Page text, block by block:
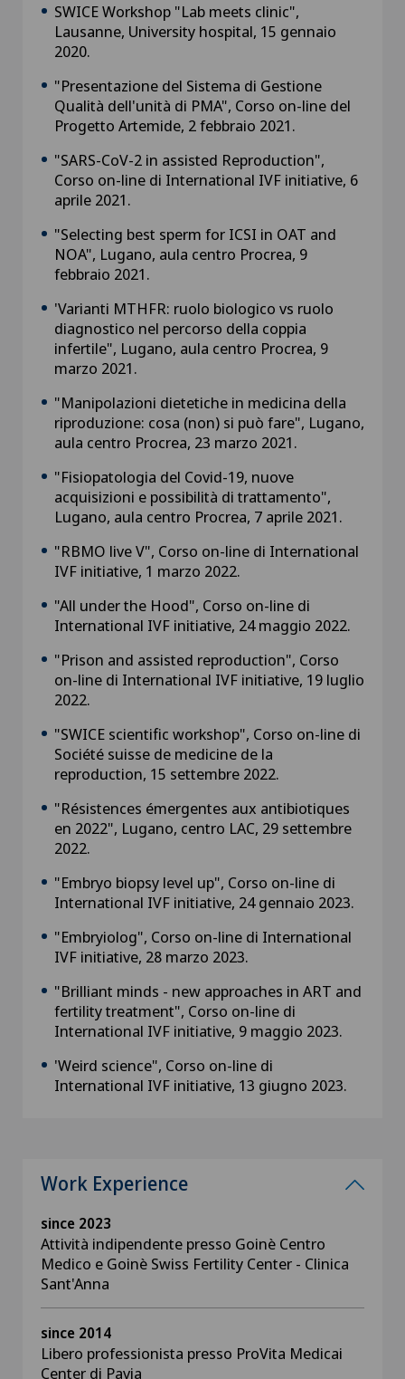
SWICE Workshop "Lab meets clinic",
Lausanne, University hospital, 15 gennaio
2020.
"Presentazione del Sistema di Gestione
Qualità dell'unità di PMA", Corso on-line del
Progetto Artemide, 2 febbraio 2021.
"SARS-CoV-2 in assisted Reproduction",
Corso on-line di International IVF initiative, 6
aprile 2021.
"Selecting best sperm for ICSI in OAT and
NOA", Lugano, aula centro Procrea, 9
febbraio 2021.
'Varianti MTHFR: ruolo biologico vs ruolo
diagnostico nel percorso della coppia
infertile", Lugano, aula centro Procrea, 9
marzo 2021.
"Manipolazioni dietetiche in medicina della
riproduzione: cosa (non) si può fare", Lugano,
aula centro Procrea, 23 marzo 2021.
"Fisiopatologia del Covid-19, nuove
acquisizioni e possibilità di trattamento",
Lugano, aula centro Procrea, 7 aprile 2021.
"RBMO live V", Corso on-line di International
IVF initiative, 1 marzo 2022.
"All under the Hood", Corso on-line di
International IVF initiative, 24 maggio 2022.
"Prison and assisted reproduction", Corso
on-line di International IVF initiative, 19 luglio
2022.
"SWICE scientific workshop", Corso on-line di
Société suisse de medicine de la
reproduction, 15 settembre 2022.
"Résistences émergentes aux antibiotiques
en 2022", Lugano, centro LAC, 29 settembre
2022.
"Embryo biopsy level up", Corso on-line di
International IVF initiative, 24 gennaio 2023.
"Embryiolog", Corso on-line di International
IVF initiative, 28 marzo 2023.
"Brilliant minds - new approaches in ART and
fertility treatment", Corso on-line di
International IVF initiative, 9 maggio 2023.
'Weird science", Corso on-line di
International IVF initiative, 13 giugno 2023.
Work Experience
since 2023
Attività indipendente presso Goinè Centro
Medico e Goinè Swiss Fertility Center - Clinica
Sant'Anna
since 2014
Libero professionista presso ProVita Medicai
Center di Pavia